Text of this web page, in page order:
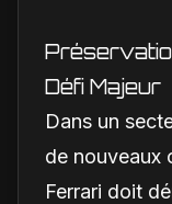
Défi Majeur
Dans un
de nouveaux
Ferrari doit